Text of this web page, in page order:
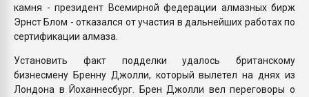
камня - президент Всемирной федерации алмазных бирж
Эрнст Блом - отказался от участия в дальнейших работах по
сертификации алмаза.
Установить факт подделки удалось британскому
бизнесмену Бренну Джолли, который вылетел на днях из
Лондона в Йоханнесбург. Брен Джолли вел переговоры о